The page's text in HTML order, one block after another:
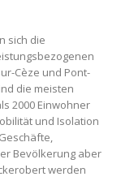
sich die
Cèze und Pont-
die meisten
2000 Einwohner
und Isolation
Bevölkerung aber
werden